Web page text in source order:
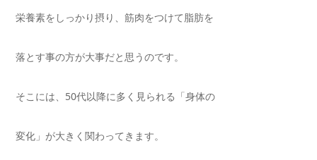
栄養素をしっかり摂り、筋肉をつけて脂肪を
落とす事の方が大事だと思うのです。
そこには、 50代以降に多く見られる「身体の
変化」が大きく関わってきます。